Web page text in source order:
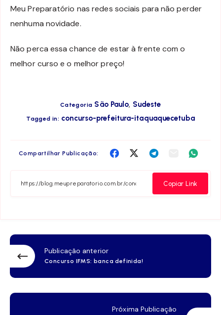
Meu Preparatório nas redes sociais para não perder
nenhuma novidade.
Não perca essa chance de estar à frente com o
melhor curso e o melhor preço!
Categoria São Paulo, Sudeste
Tagged in: concurso-prefeitura-itaquaquecetuba
Compartilhar Publicação:
Compartilha
Facebook
CompartilhaCompartilha
Telegram
Compartilha
Email
Copiar Link
Publicação anterior
Concurso IFMS: banca definida!
Próxima Publicação